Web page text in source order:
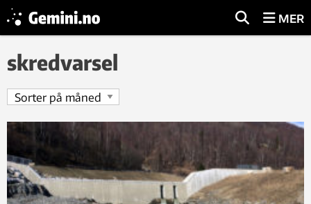
MER
skredvarsel